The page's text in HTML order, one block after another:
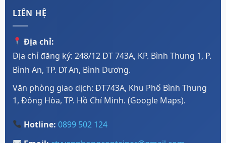
LIÊN HỆ
Địa chỉ:
Địa chỉ đăng ký: 248/12 DT 743A, KP. Bình Thung 1, P.
Bình An, TP. Dĩ An, Bình Dương.
Văn phòng giao dịch: ĐT743A, Khu Phố Bình Thung
1, Đông Hòa, TP. Hồ Chí Minh. (Google Maps).
Hotline: 0899 502 124